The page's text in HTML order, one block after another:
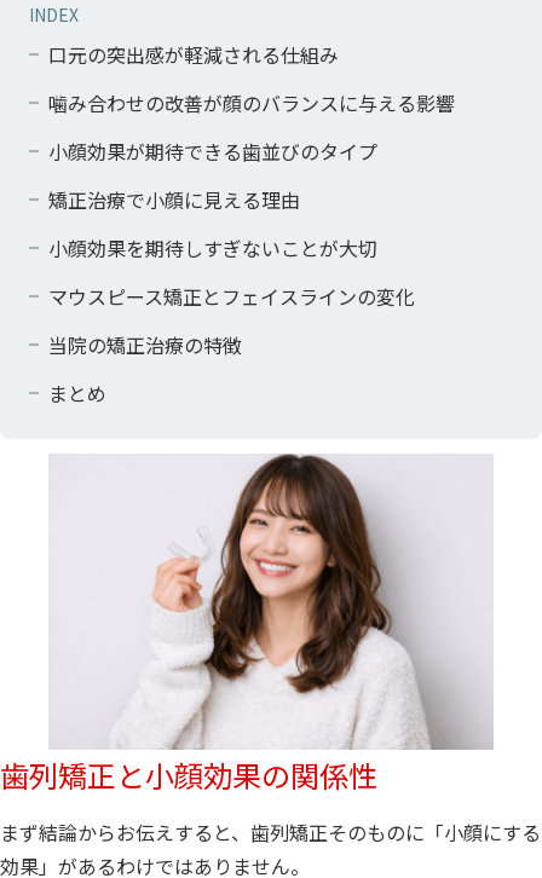
INDEX
口元の突出感が軽減される仕組み
噛み合わせの改善が顔のバランスに与える影響
小顔効果が期待できる歯並びのタイプ
矯正治療で小顔に見える理由
小顔効果を期待しすぎないことが大切
マウスピース矯正とフェイスラインの変化
当院の矯正治療の特徴
まとめ
歯列矯正と小顔効果の関係性
まず結論からお伝えすると、歯列矯正そのものに「小顔にする
効果」があるわけではありません。